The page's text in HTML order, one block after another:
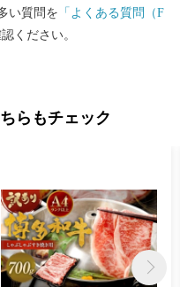
い質問を 「よくある質問（F
ください。
らもチェック